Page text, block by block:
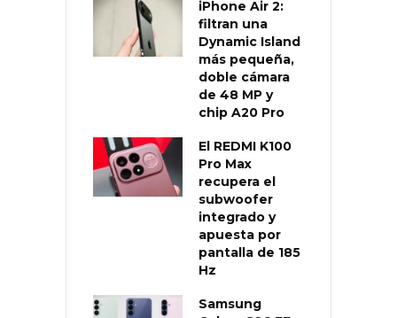
iPhone Air 2:
filtran una
Dynamic Island
más pequeña,
doble cámara
de 48 MP y
chip A20 Pro
El REDMI K100
Pro Max
recupera el
subwoofer
integrado y
apuesta por
pantalla de 185
Hz
Samsung